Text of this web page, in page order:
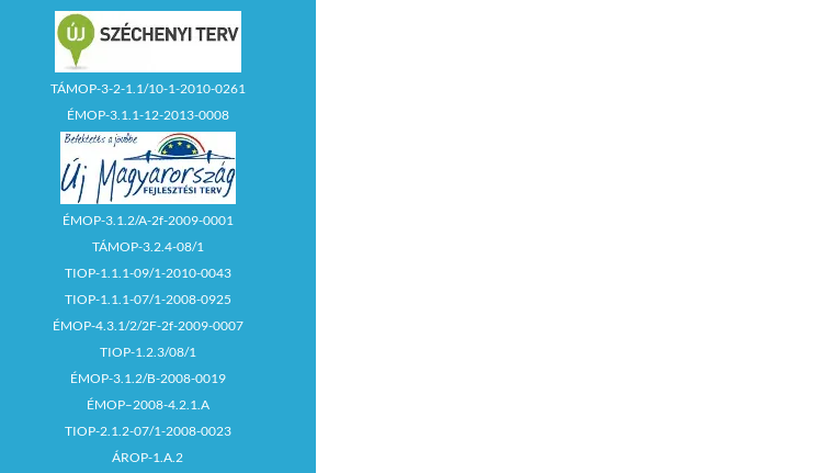
TÁMOP-3-2-1.1/10-1-2010-0261
ÉMOP-3.1.1-12-2013-0008
ÉMOP-3.1.2/A-2f-2009-0001
TÁMOP-3.2.4-08/1
TIOP-1.1.1-09/1-2010-0043
TIOP-1.1.1-07/1-2008-0925
ÉMOP-4.3.1/2/2F-2f-2009-0007
TIOP-1.2.3/08/1
ÉMOP-3.1.2/B-2008-0019
ÉMOP–2008-4.2.1.A
TIOP-2.1.2-07/1-2008-0023
ÁROP-1.A.2